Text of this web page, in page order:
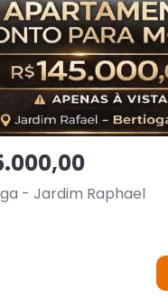
- Jardim Raphael